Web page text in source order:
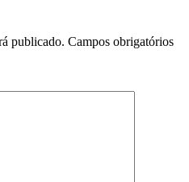
publicado. Campos obrigatórios